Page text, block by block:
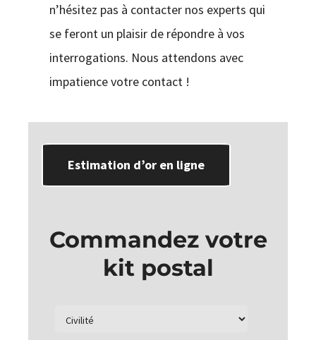
n’hésitez pas à contacter nos experts qui
se feront un plaisir de répondre à vos
interrogations. Nous attendons avec
impatience votre contact !
Estimation d’or en ligne
Commandez votre
kit postal